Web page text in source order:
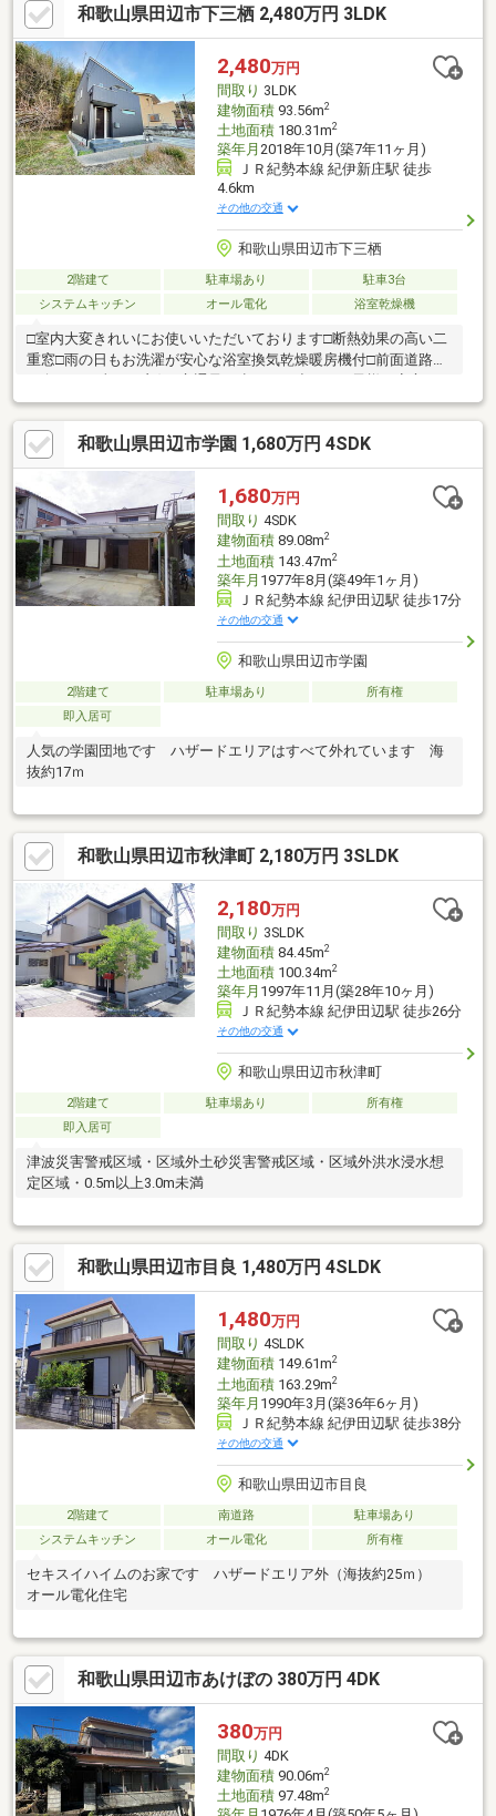
和歌山県田辺市下三栖 2,480万円 3LDK
2,480万円
間取り 3LDK
建物面積93.56m2
土地面積180.31m2
築年月 2018年10月(築7年11ヶ月)
ＪＲ紀勢本線 紀伊新庄駅 徒歩
4.6km
その他の交通
和歌山県田辺市下三栖
2階建て 駐車場あり
駐車3台
システムキッチン
オール電化 浴室乾燥機
□室内大変きれいにお使いいただいております□断熱効果の高い二
重窓□雨の日もお洗濯が安心な浴室換気乾燥暖房機付□前面道路南
◇◆◇私たちハウスドゥ！阪急伊丹駅前店にお任せください
◇◆◇~夢の住まい、あなたの手の中に！理想の家探しはここか
ら始まる~全国７００店舗以上展開！近畿エリア売上第2位獲得の
実績あり。不動産の購入・売却・住み替え・転居など、お家探し
等ワンストップでさせて頂きます！ お気軽にご相談下さい。※お
電話予約がスムーズです。
和歌山県田辺市学園 1,680万円 4SDK
1,680万円
間取り 4SDK
建物面積89.08m2
土地面積143.47m2
築年月 1977年8月(築49年1ヶ月)
ＪＲ紀勢本線 紀伊田辺駅 徒歩17分
その他の交通
和歌山県田辺市学園
2階建て 駐車場あり
所有権
即入居可
人気の学園団地です ハザードエリアはすべて外れています 海
抜約17ｍ
和歌山県田辺市秋津町 2,180万円 3SLDK
2,180万円
間取り 3SLDK
建物面積84.45m2
土地面積100.34m2
築年月 1997年11月(築28年10ヶ月)
ＪＲ紀勢本線 紀伊田辺駅 徒歩26分
その他の交通
和歌山県田辺市秋津町
2階建て 駐車場あり
所有権
即入居可
津波災害警戒区域・区域外土砂災害警戒区域・区域外洪水浸水想
定区域・0.5m以上3.0m未満
和歌山県田辺市目良 1,480万円 4SLDK
1,480万円
間取り 4SLDK
建物面積149.61m2
土地面積163.29m2
築年月 1990年3月(築36年6ヶ月)
ＪＲ紀勢本線 紀伊田辺駅 徒歩38分
その他の交通
和歌山県田辺市目良
2階建て 南道路
駐車場あり
システムキッチン
オール電化 所有権
セキスイハイムのお家です ハザードエリア外（海抜約25ｍ）
オール電化住宅
和歌山県田辺市あけぼの 380万円 4DK
380万円
間取り 4DK
建物面積90.06m2
土地面積97.48m2